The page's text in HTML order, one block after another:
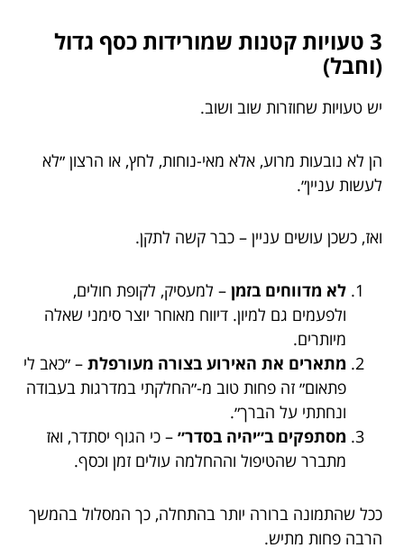
3 טעויות קטנות שמורידות כסף גדול
(וחבל)
יש טעויות שחוזרות שוב ושוב.
הן לא נובעות מרוע, אלא מאי-נוחות, לחץ, או הרצון ״לא
לעשות עניין״.
ואז, כשכן עושים עניין – כבר קשה לתקן.
לא מדווחים בזמן – למעסיק, לקופת חולים,
ולפעמים גם למיון. דיווח מאוחר יוצר סימני שאלה
מיותרים.
מתארים את האירוע בצורה מעורפלת – ״כאב לי
פתאום״ זה פחות טוב מ-״החלקתי במדרגות בעבודה
ונחתתי על הברך״.
מסתפקים ב״יהיה בסדר״ – כי הגוף יסתדר, ואז
מתברר שהטיפול וההחלמה עולים זמן וכסף.
ככל שהתמונה ברורה יותר בהתחלה, כך המסלול בהמשך
הרבה פחות מתיש.